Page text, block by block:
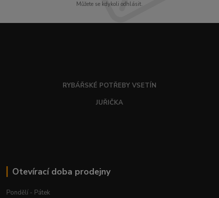
Můžete se kdykoli odhlásit.
RYBÁŘSKÉ POTŘEBY VSETÍN
JUŘIČKA
Otevírací doba prodejny
Pondělí - Pátek